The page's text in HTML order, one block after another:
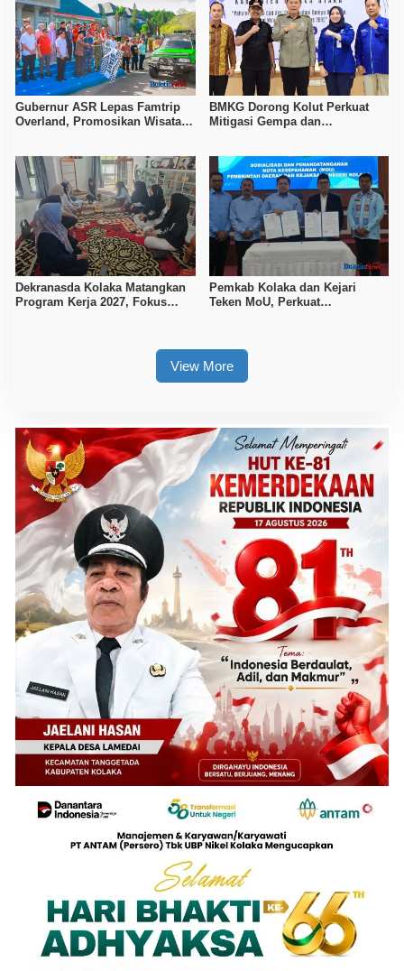
Gubernur ASR Lepas Famtrip
Overland, Promosikan Wisata
BMKG Dorong Kolut Perkuat
Mitigasi Gempa dan
Dekranasda Kolaka Matangkan
Program Kerja 2027, Fokus
Pemkab Kolaka dan Kejari
Teken MoU, Perkuat
View More